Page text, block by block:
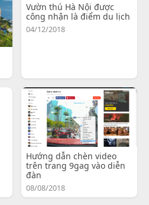
Vườn thú Hà Nội được
công nhận là điểm du lịch
04/12/2018
Hướng dẫn chèn video
trên trang 9gag vào diễn
đàn
08/08/2018